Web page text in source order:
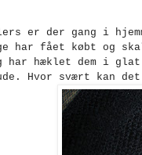
er der gang i
har fået købt og
har hæklet dem i glat
Hvor svært kan